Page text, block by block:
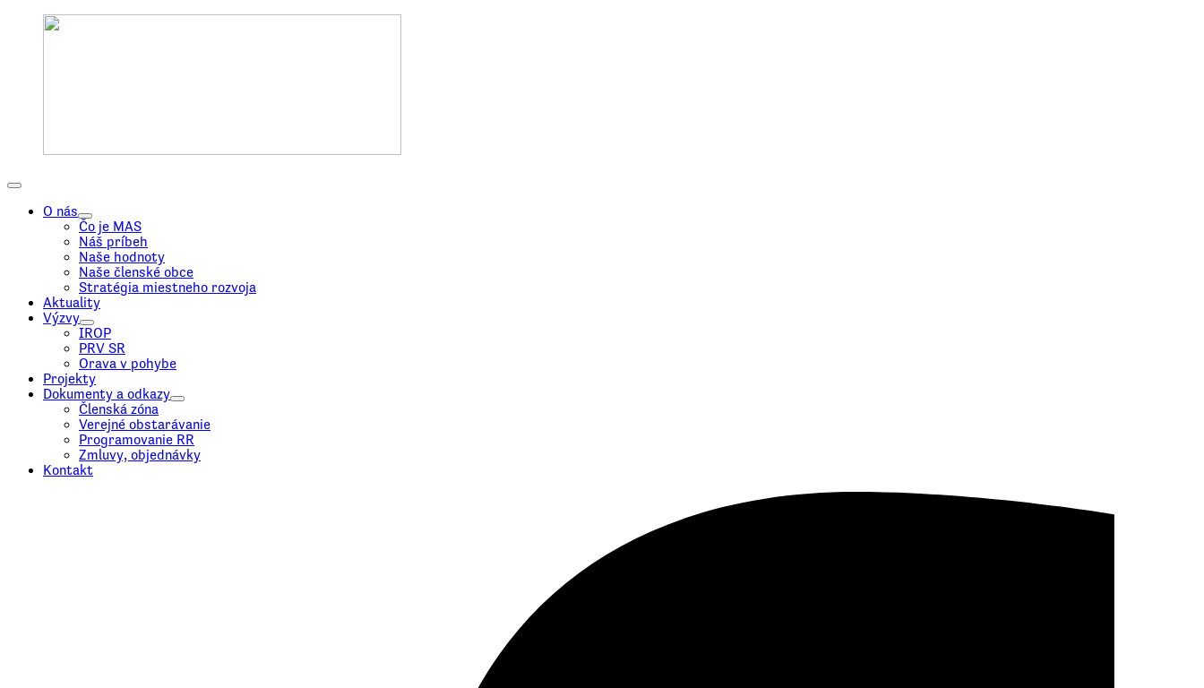
O nás
Čo je MAS
Náš príbeh
Naše hodnoty
Naše členské obce
Stratégia miestneho rozvoja
Aktuality
Výzvy
IROP
PRV SR
Orava v pohybe
Projekty
Dokumenty a odkazy
Členská zóna
Verejné obstarávanie
Programovanie RR
Zmluvy, objednávky
Kontakt